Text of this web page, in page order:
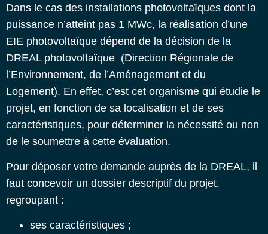
Dans le cas des installations photovoltaïques dont la
puissance n’atteint pas 1 MWc, la réalisation d’une
EIE photovoltaïque dépend de la décision de la
DREAL photovoltaïque (Direction Régionale de
l’Environnement, de l’Aménagement et du
Logement). En effet, c’est cet organisme qui étudie le
projet, en fonction de sa localisation et de ses
caractéristiques, pour déterminer la nécessité ou non
de le soumettre à cette évaluation.
Pour déposer votre demande auprès de la DREAL, il
faut concevoir un dossier descriptif du projet,
regroupant :
ses caractéristiques ;